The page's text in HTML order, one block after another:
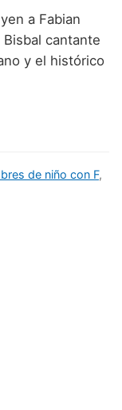
a Fabian
cantante
y el histórico
de niño con F,